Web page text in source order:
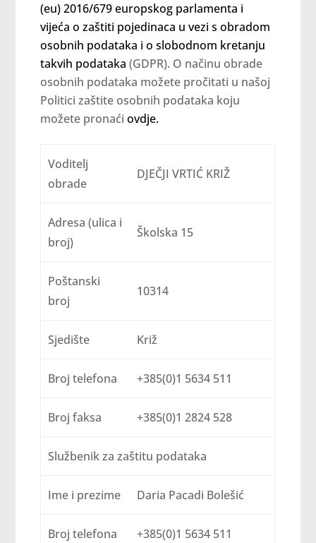
(eu) 2016/679 europskog parlamenta i
vijeća o zaštiti pojedinaca u vezi s obradom
osobnih podataka i o slobodnom kretanju
takvih podataka (GDPR). O načinu obrade
osobnih podataka možete pročitati u našoj
Politici zaštite osobnih podataka koju
možete pronaćiovdje.
Voditelj
obrade
DJEČJI VRTIĆ KRIŽ
Adresa (ulica i
broj)
Školska 15
Poštanski
broj
10314
Sjedište Križ
Broj telefona +385(0)1 5634 511
Broj faksa +385(0)1 2824 528
Službenik za zaštitu podataka
Ime i prezime Daria Pacadi Bolešić
Broj telefona +385(0)1 5634 511